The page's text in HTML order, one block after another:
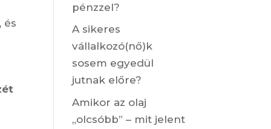
és
pénzzel?
A sikeres
vállalkozó(nő)k
sosem egyedül
jutnak előre?
Amikor az olaj
„olcsóbb” – mit jelent